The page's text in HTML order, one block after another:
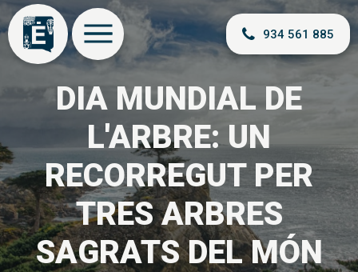
934 561 885
DIA MUNDIAL DE
L'ARBRE: UN
RECORREGUT PER
TRES ARBRES
SAGRATS DEL MÓN